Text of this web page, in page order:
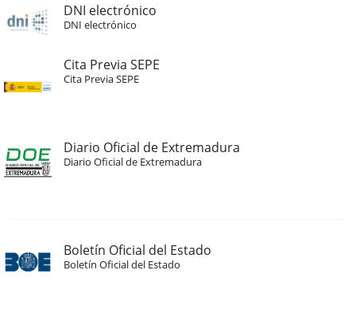
DNI electrónico
DNI electrónico
Cita Previa SEPE
Cita Previa SEPE
Diario Oficial de Extremadura
Diario Oficial de Extremadura
Boletín Oficial del Estado
Boletín Oficial del Estado